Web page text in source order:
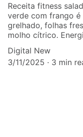
Receita fitness
verde com frango é
grelhado, folhas
molho cítrico.
Digital New
3/11/2025
3 min